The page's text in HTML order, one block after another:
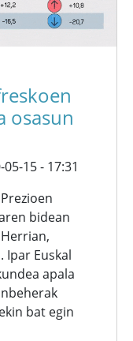
osasun
05-15 - 17:31
bidean
Ipar Euskal
apala
bat egin